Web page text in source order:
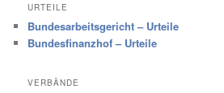
URTEILE
Bundesarbeitsgericht – Urteile
Bundesfinanzhof – Urteile
VERBÄNDE